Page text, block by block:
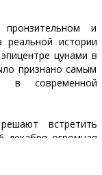
и
истории
цунами в
признано самым
в современной
встретить
декабря огромная
сметая на своем